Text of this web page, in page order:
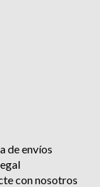
de envíos
con nosotros